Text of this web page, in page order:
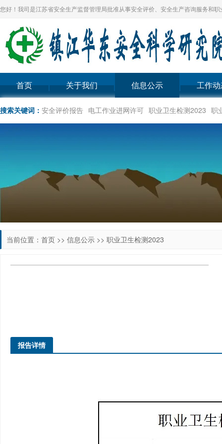
您好！我司是江苏省安全生产监督管理局批准从事安全评价、安全生产咨询服务和
首页 关于我们 信息公示 工作
搜索关键词： 安全评价报告 电工作业进网许可 职业卫生检测2023 职
当前位置： 首页 >> 信息公示 >> 职业卫生检测2023
报告详情